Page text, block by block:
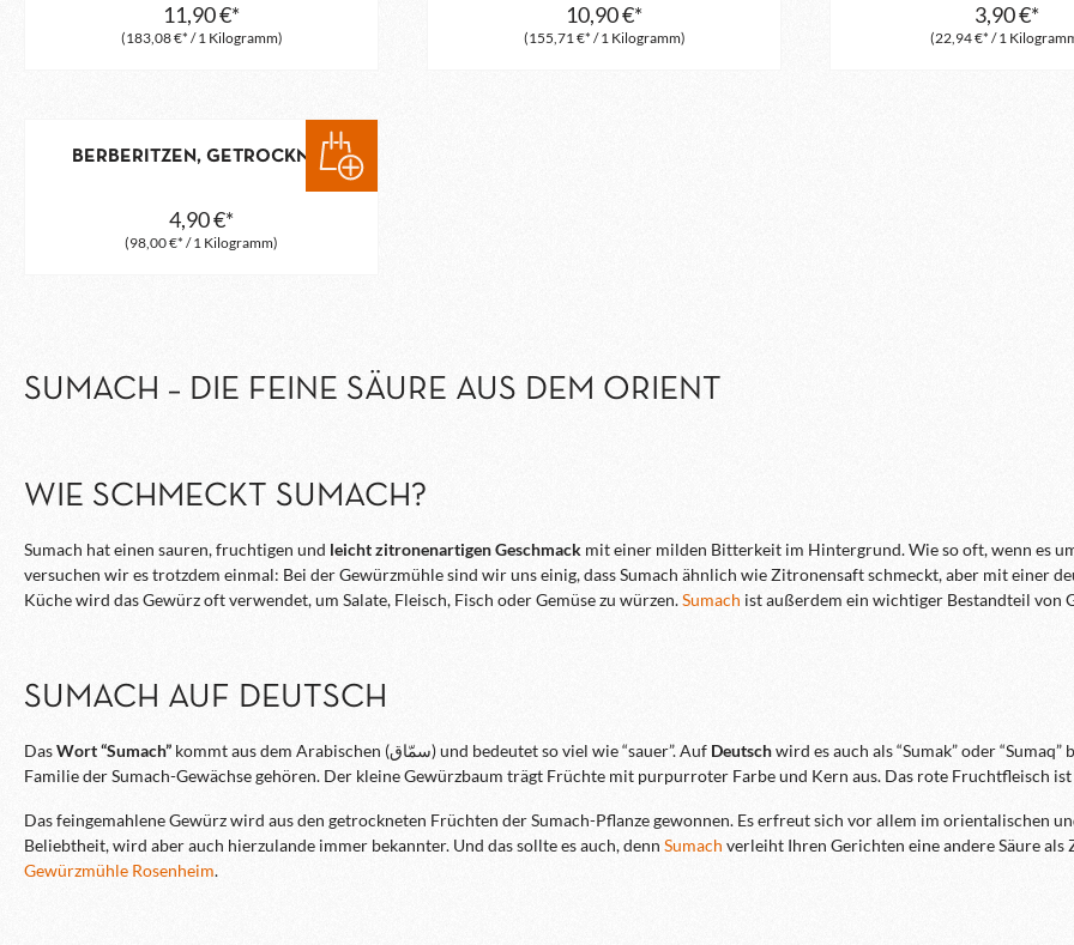
(183,08 €* / 1 Kilogramm)
11,90 €*
(155,71 €* / 1 Kilogramm)
10,90 €*
(22,94 €* / 1
3,90 €*
BERBERITZEN, GETROCKNET
(98,00 €* / 1 Kilogramm)
4,90 €*
SUMACH – DIE FEINE SÄURE AUS DEM ORIENT
WIE SCHMECKT SUMACH?
Sumach hat einen sauren, fruchtigen und leicht zitronenartigen Geschmack mit einer milden Bitterkeit im Hintergrund. Wie so oft, wenn es
versuchen wir es trotzdem einmal: Bei der Gewürzmühle sind wir uns einig, dass Sumach ähnlich wie Zitronensaft schmeckt, aber mit einer
Küche wird das Gewürz oft verwendet, um Salate, Fleisch, Fisch oder Gemüse zu würzen.Sumach ist außerdem ein wichtiger Bestandteil von
SUMACH AUF DEUTSCH
DasWort “Sumach” kommt aus dem Arabischen (سمّاق) und bedeutet so viel wie “sauer”. Auf Deutschwird es auch als “Sumak” oder
Familie der Sumach-Gewächse gehören. Der kleine Gewürzbaum trägt Früchte mit purpurroter Farbe und Kern aus. Das rote Fruchtfleisch
Das feingemahlene Gewürz wird aus den getrockneten Früchten der Sumach-Pflanze gewonnen. Es erfreut sich vor allem im orientalischen
Beliebtheit, wird aber auch hierzulande immer bekannter. Und das sollte es auch, denn Sumach verleiht Ihren Gerichten eine andere Säure
Gewürzmühle Rosenheim.